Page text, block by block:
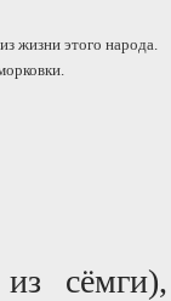
жизни этого народа.